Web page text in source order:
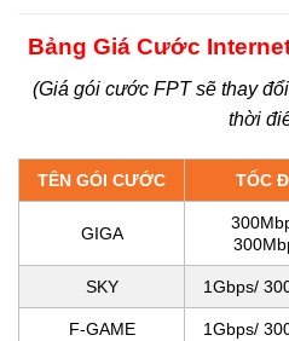
Bảng Giá Cước
(Giá gói cước FPT sẽ thay
thời
TÊN GÓI CƯỚC TỐC
GIGA
SKY 1Gbps/
F-GAME 1Gbps/